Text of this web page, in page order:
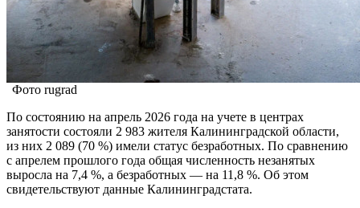
Фото rugrad
По состоянию на апрель 2026 года на учете в центрах
занятости состояли 2 983 жителя Калининградской области,
из них 2 089 (70 %) имели статус безработных. По сравнению
с апрелем прошлого года общая численность незанятых
выросла на 7,4 %, а безработных — на 11,8 %. Об этом
свидетельствуют данные Калининградстата.